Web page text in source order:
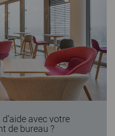
avec votre
de bureau ?